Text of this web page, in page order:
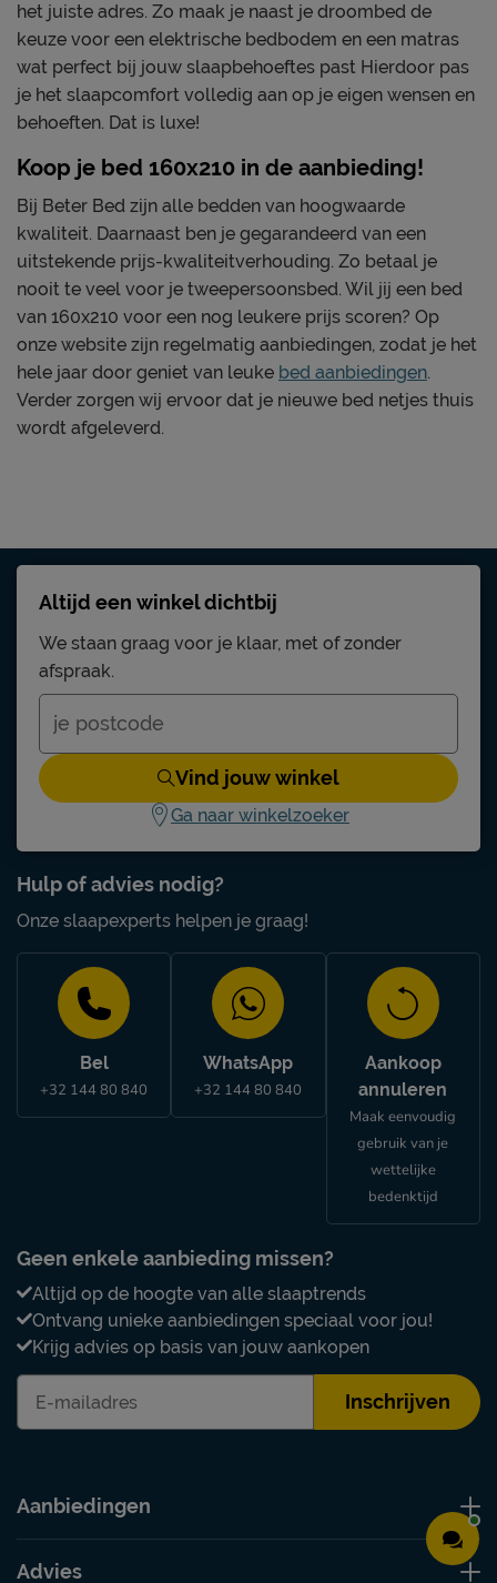
het juiste adres. Zo maak je naast je droombed de
keuze voor een elektrische bedbodem en een matras
wat perfect bij jouw slaapbehoeftes past Hierdoor pas
je het slaapcomfort volledig aan op je eigen wensen en
behoeften. Dat is luxe!
Koop je bed 160x210 in de aanbieding!
Bij Beter Bed zijn alle bedden van hoogwaarde
kwaliteit. Daarnaast ben je gegarandeerd van een
uitstekende prijs-kwaliteitverhouding. Zo betaal je
nooit te veel voor je tweepersoonsbed. Wil jij een bed
van 160x210 voor een nog leukere prijs scoren? Op
onze website zijn regelmatig aanbiedingen, zodat je het
hele jaar door geniet van leuke bed aanbiedingen.
Verder zorgen wij ervoor dat je nieuwe bed netjes thuis
wordt afgeleverd.
Hulp of advies nodig?
Onze slaapexperts helpen je graag!
Bel
+32 144 80 840
WhatsApp
+32 144 80 840
Aankoop
annuleren
Maak eenvoudig
gebruik van je
wettelijke
bedenktijd
Geen enkele aanbieding missen?
Altijd op de hoogte van alle slaaptrends
Ontvang unieke aanbiedingen speciaal voor jou!
Krijg advies op basis van jouw aankopen
Inschrijven
Altijd een winkel dichtbij
We staan graag voor je klaar, met of zonder
afspraak.
Vind jouw winkel
Ga naar winkelzoeker
Aanbiedingen
Advies